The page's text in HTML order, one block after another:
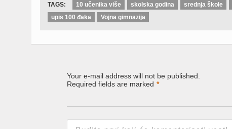
TAGS: 10 učenika više skolska godina srednja škole
upis 100 đaka
Vojna gimnazija
Your e-mail address will not be published.
Required fields are marked *